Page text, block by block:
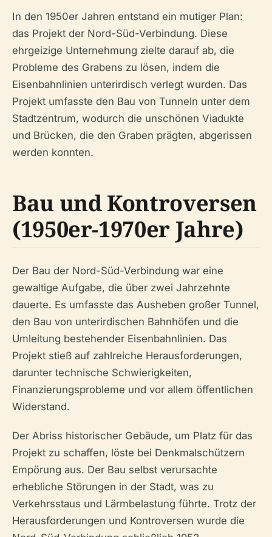
In den 1950er Jahren entstand ein mutiger Plan:
das Projekt der Nord-Süd-Verbindung. Diese
ehrgeizige Unternehmung zielte darauf ab, die
Probleme des Grabens zu lösen, indem die
Eisenbahnlinien unterirdisch verlegt wurden. Das
Projekt umfasste den Bau von Tunneln unter dem
Stadtzentrum, wodurch die unschönen Viadukte
und Brücken, die den Graben prägten, abgerissen
werden konnten.
Bau und Kontroversen
(1950er-1970er Jahre)
Der Bau der Nord-Süd-Verbindung war eine
gewaltige Aufgabe, die über zwei Jahrzehnte
dauerte. Es umfasste das Ausheben großer Tunnel,
den Bau von unterirdischen Bahnhöfen und die
Umleitung bestehender Eisenbahnlinien. Das
Projekt stieß auf zahlreiche Herausforderungen,
darunter technische Schwierigkeiten,
Finanzierungsprobleme und vor allem öffentlichen
Widerstand.
Der Abriss historischer Gebäude, um Platz für das
Projekt zu schaffen, löste bei Denkmalschützern
Empörung aus. Der Bau selbst verursachte
erhebliche Störungen in der Stadt, was zu
Verkehrsstaus und Lärmbelastung führte. Trotz der
Herausforderungen und Kontroversen wurde die